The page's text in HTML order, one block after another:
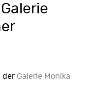
der Galerie Monika